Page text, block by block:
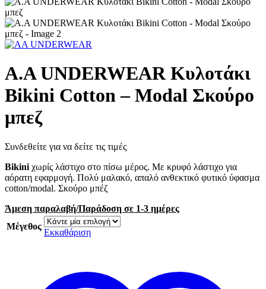
Α.A UNDERWEAR Κυλοτάκι
Bikini Cotton – Modal Σκούρο
μπεζ
Συνδεθείτε για να δείτε τις τιμές
Bikini χωρίς λάστιχο στο πίσω μέρος. Με κρυφό λάστιχο για
αόρατη εφαρμογή. Πολύ μαλακό, απαλό ανθεκτικό φυτικό ύφασμα
cotton/modal. Σκούρο μπέζ
Άμεση παραλαβή/Παράδοση σε 1-3 ημέρες
Μέγεθος
Εκκαθάριση